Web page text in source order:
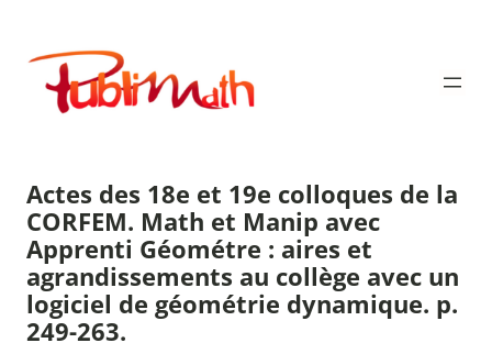
contenu
Publimath
Actes des 18e et 19e colloques de la
CORFEM. Math et Manip avec
Apprenti Géométre : aires et
agrandissements au collège avec un
logiciel de géométrie dynamique. p.
249-263.